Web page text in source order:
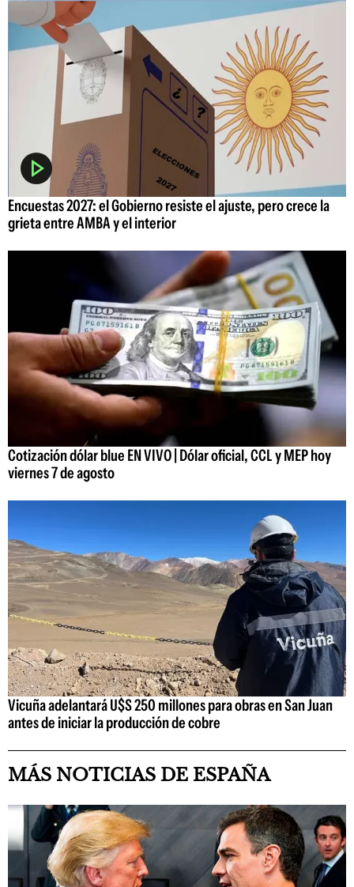
Encuestas 2027: el Gobierno resiste el ajuste, pero crece la
grieta entre AMBA y el interior
Cotización dólar blue EN VIVO | Dólar oficial, CCL y MEP hoy
viernes 7 de agosto
Vicuña adelantará U$S 250 millones para obras en San Juan
antes de iniciar la producción de cobre
MÁS NOTICIAS DE ESPAÑA